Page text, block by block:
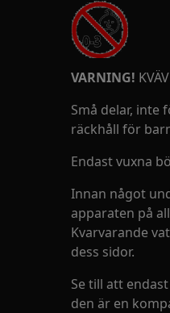
VARNING!
Små delar, inte
räckhåll för
Endast vuxna
Innan något
apparaten på
Kvarvarande
dess sidor.
Se till att
den är en